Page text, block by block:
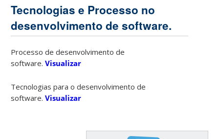
Tecnologias e Processo no
desenvolvimento de software.
Processo de desenvolvimento de
software.Visualizar
Tecnologias para o desenvolvimento de
software.Visualizar